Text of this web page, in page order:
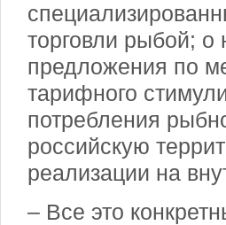
торговли рыбой; о
предложения по
тарифного
потребления
российскую
реализации на
– Все это